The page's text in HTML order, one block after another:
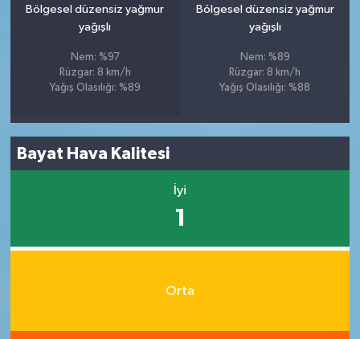
Bölgesel düzensiz yağmur
yağışlı
Nem: %97
Rüzgar: 8 km/h
Yağış Olasılığı: %89
Bölgesel düzensiz yağmur
yağışlı
Nem: %89
Rüzgar: 8 km/h
Yağış Olasılığı: %88
Bayat Hava Kalitesi
İyi
1
Orta